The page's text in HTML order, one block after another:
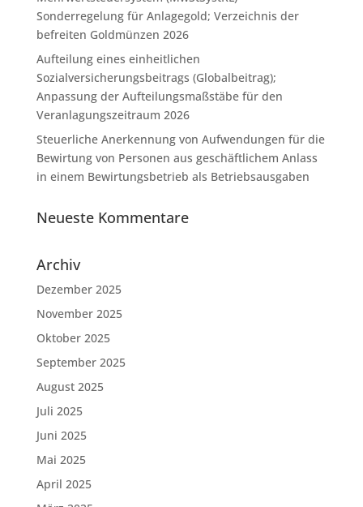
Sonderregelung für Anlagegold; Verzeichnis der
befreiten Goldmünzen 2026
Aufteilung eines einheitlichen
Sozialversicherungsbeitrags (Globalbeitrag);
Anpassung der Aufteilungsmaßstäbe für den
Veranlagungszeitraum 2026
Steuerliche Anerkennung von Aufwendungen für die
Bewirtung von Personen aus geschäftlichem Anlass
in einem Bewirtungsbetrieb als Betriebsausgaben
Neueste Kommentare
Archiv
Dezember 2025
November 2025
Oktober 2025
September 2025
August 2025
Juli 2025
Juni 2025
Mai 2025
April 2025